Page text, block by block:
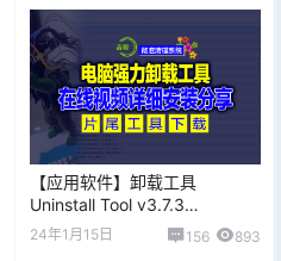
【应用软件】卸载工具
Uninstall Tool v3.7.3
Build5720 (geek的专业Pro
版;2023.10.28更新)
24年1月15日 156 893